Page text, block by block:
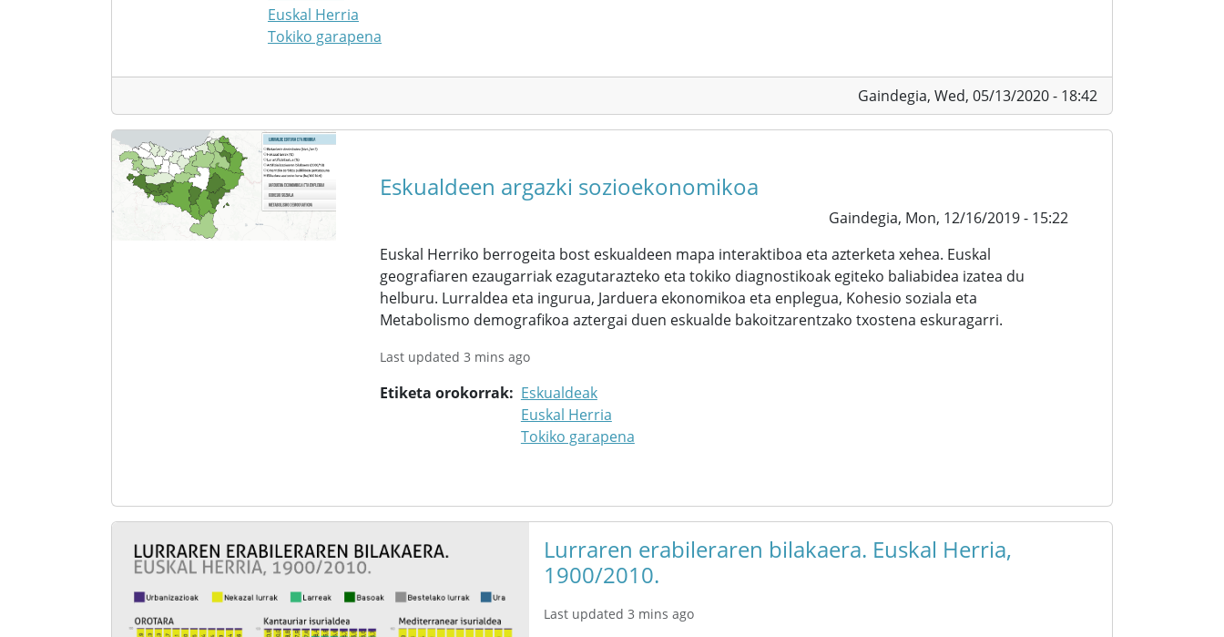
Euskal Herria
Tokiko garapena
Gaindegia, Wed, 05/13/2020 - 18:42
Eskualdeen argazki sozioekonomikoa
Gaindegia, Mon, 12/16/2019 - 15:22
Euskal Herriko berrogeita bost eskualdeen mapa interaktiboa eta azterketa xehea. Euskal
geografiaren ezaugarriak ezagutarazteko eta tokiko diagnostikoak egiteko baliabidea izatea du
helburu. Lurraldea eta ingurua, Jarduera ekonomikoa eta enplegua, Kohesio soziala eta
Metabolismo demografikoa aztergai duen eskualde bakoitzarentzako txostena eskuragarri.
Last updated 3 mins ago
Etiketa orokorrak
Eskualdeak
Euskal Herria
Tokiko garapena
Lurraren erabileraren bilakaera. Euskal Herria,
1900/2010.
Last updated 3 mins ago